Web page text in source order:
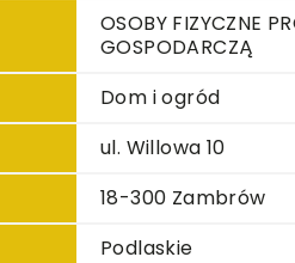
OSOBY FIZYCZNE
GOSPODARCZĄ
Dom i ogród
ul. Willowa 10
18-300 Zambrów
Podlaskie